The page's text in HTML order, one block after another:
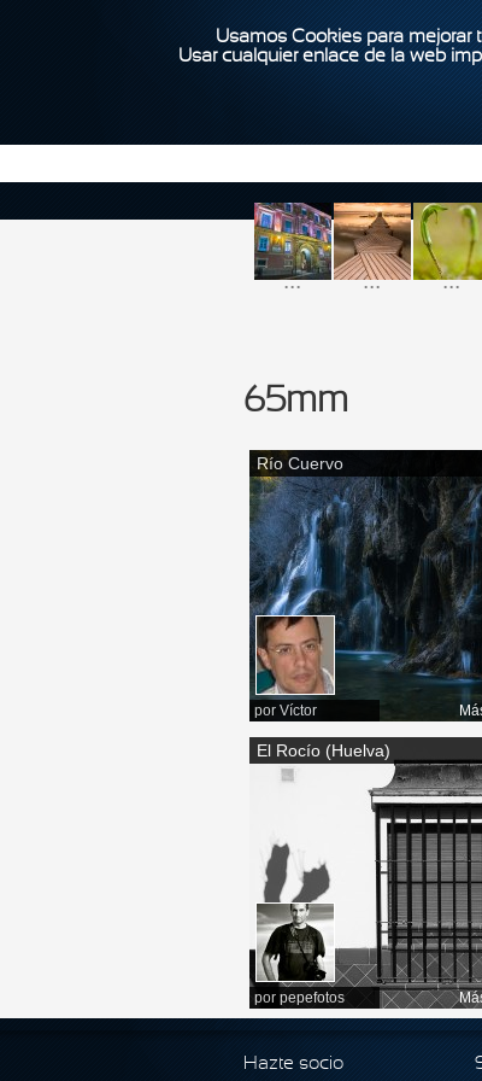
Usamos Cookies para mejorar
Usar cualquier enlace de la web
... ... ...
65mm
Río Cuervo
por Víctor
El Rocío (Huelva)
por pepefotos
Hazte socio